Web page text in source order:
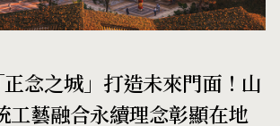
念之城」打造未來門面！山
工藝融合永續理念彰顯在地